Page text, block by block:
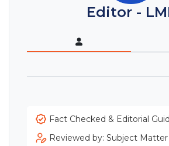
Editor -
Fact Checked & Editorial
Reviewed by: Subject